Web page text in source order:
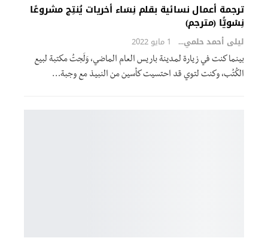
ترجمة أعمال نسائية بقلم نِسَاء أخريات يُنتِج مشروعًا
نِسْويًّا (مترجم)
ليلى أحمد حلمي 1 مايو 2022
بينما كنت في زيارة لمدينة باريس العام الماضي، وَلَجتُ مكتبة لبيع
الكُتُب، وكنت لتوي قد احتسيت كأسين من النبيذ مع وجبة…